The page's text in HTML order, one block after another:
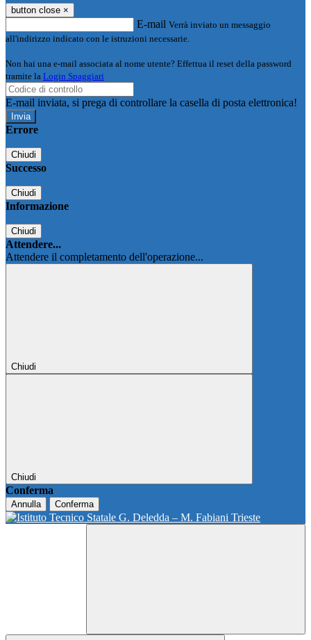
button close ×
E-mail Verrà inviato un messaggio
all'indirizzo indicato con le istruzioni necessarie.
Non hai una e-mail associata al nome utente? Effettua il reset della password
tramite la Login Spaggiari
E-mail inviata, si prega di controllare la casella di posta elettronica!
Errore
Chiudi
Successo
Chiudi
Informazione
Chiudi
Attendere...
Attendere il completamento dell'operazione...
Chiudi
Chiudi
Conferma
Annulla Conferma